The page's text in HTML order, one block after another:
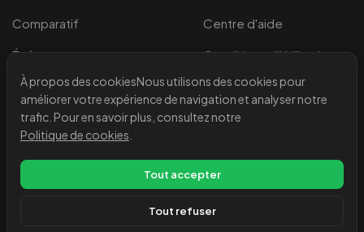
Comparatif
Événements et
Webinaires
Centre d'aide
Conditions d'Utilisation
Politique de
confidentialité
Politique de cookies
À propos des cookiesNous utilisons des cookies pour
améliorer votre expérience de navigation et analyser notre
trafic. Pour en savoir plus, consultez notre
Politique de cookies
Tout accepter
Tout refuser